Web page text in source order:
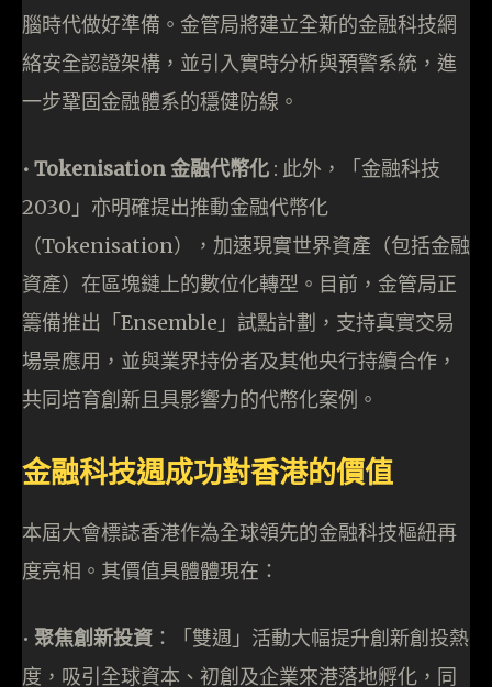
腦時代做好準備。金管局將建立全新的金融科技網
絡安全認證架構，並引入實時分析與預警系統，進
一步鞏固金融體系的穩健防線。
•⁠ Tokenisation 金融代幣化 : 此外，「金融科技
2030」亦明確提出推動金融代幣化
（Tokenisation），加速現實世界資產（包括金融
資產）在區塊鏈上的數位化轉型。目前，金管局正
籌備推出「Ensemble」試點計劃，支持真實交易
場景應用，並與業界持份者及其他央行持續合作，
共同培育創新且具影響力的代幣化案例。
金融科技週成功對香港的價值
本屆大會標誌香港作為全球領先的金融科技樞紐再
度亮相。其價值具體體現在：
•⁠ ⁠ 聚焦創新投資 ：「雙週」活動大幅提升創新創投熱
度，吸引全球資本、初創及企業來港落地孵化，同